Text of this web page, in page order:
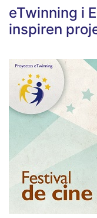
eTwinning i
inspiren